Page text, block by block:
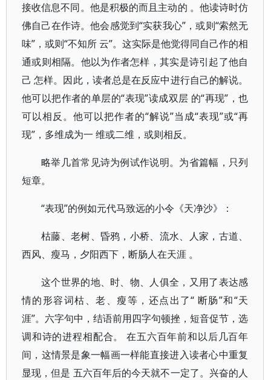
接收信息不同。他是积极的而且主动的 。他读诗时仿
佛自己在作诗。他会感觉到“实获我心”，或则“索然无
味”，或则“不知所 云”。这实际是他觉得同自己作的相
通或则相隔。他以为作者怎样，其实是诗引起了他自
己 怎样。因此，读者总是在反应中进行自己的解说。
他可以把作者的单层的“表现”读成双层 的“再现”，也
可以相反。他可以把作者的“解说”当成“表现”或“再
现”，多维成为一 维或二维，或则相反。
略举几首常见诗为例试作说明。为省篇幅，只列
短章。
“表现”的例如元代马致远的小令《天净沙》：
枯藤、老树、昏鸦，小桥、流水、人家，古道、
西风、瘦马，夕阳西下，断肠人在天涯 。
这个世界的地、时、物、人俱全，又用了表达感
情的形容词枯、老、瘦等，还点出了“ 断肠”和“天
涯”。六字句中，结语前用四字句顿挫，短音促节，选
调和诗的进程相配合。 在五六百年前和以后几百年
间，这情景是象一幅画一样能直接进入读者心中重复
显现，但是 五六百年后的今天就不一定了。兴奋的人